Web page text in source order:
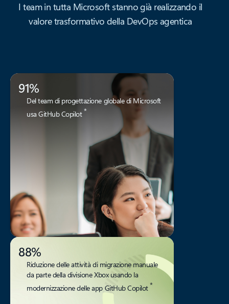
I team in tutta Microsoft stanno già realizzando il
valore trasformativo della DevOps agentica
91%
Del team di progettazione globale di Microsoft
usa GitHub Copilot*
88%
Riduzione delle attività di migrazione manuale
da parte della divisione Xbox usando la
modernizzazione delle app GitHub Copilot*